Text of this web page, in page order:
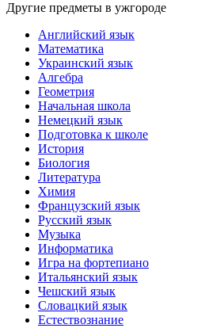
Другие предметы в ужгороде
Английский язык
Математика
Украинский язык
Алгебра
Геометрия
Начальная школа
Немецкий язык
Подготовка к школе
История
Биология
Литература
Химия
Французский язык
Русский язык
Музыка
Информатика
Игра на фортепиано
Итальянский язык
Чешский язык
Словацкий язык
Естествознание